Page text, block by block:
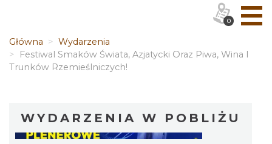
Główna
Wydarzenia
Festiwal Smaków Świata, Azjatycki Oraz Piwa, Wina I
Trunków Rzemieślniczych!
WYDARZENIA W POBLIŻU
0